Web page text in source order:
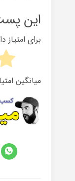
این
برای
میانگین